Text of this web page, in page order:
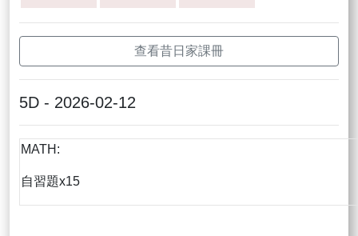
查看昔日家課冊
5D - 2026-02-12
MATH:
自習題x15